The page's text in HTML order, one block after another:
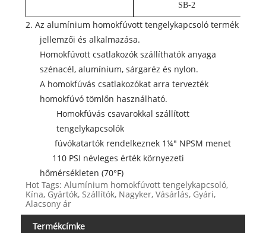
SB-2
2. Az alumínium homokfúvott tengelykapcsoló termék
jellemzői és alkalmazása.
Homokfúvott csatlakozók szállíthatók anyaga
szénacél, alumínium, sárgaréz és nylon.
A homokfúvás csatlakozókat arra tervezték
homokfúvó tömlőn használható.
Homokfúvás csavarokkal szállított
tengelykapcsolók
fúvókatartók rendelkeznek 1¼" NPSM menet
110 PSI névleges érték környezeti
hőmérsékleten (70°F)
Hot Tags: Alumínium homokfúvott tengelykapcsoló,
Kína, Gyártók, Szállítók, Nagyker, Vásárlás, Gyári,
Alacsony ár
Termékcímke